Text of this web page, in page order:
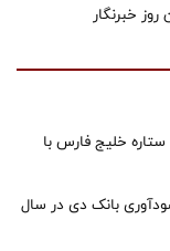
خبرنگار
ستاره خلیج فارس با
بانک دی در سال